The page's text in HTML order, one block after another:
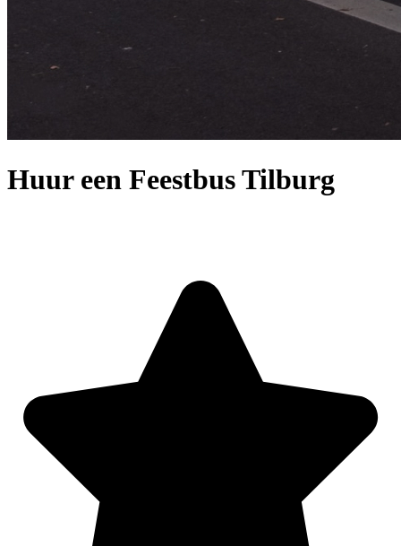
Huur een Feestbus Tilburg